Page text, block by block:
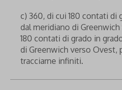
c) 360, di cui 180 contati di
dal meridiano di
180 contati di grado in
di Greenwich verso Ovest,
tracciarne infiniti.